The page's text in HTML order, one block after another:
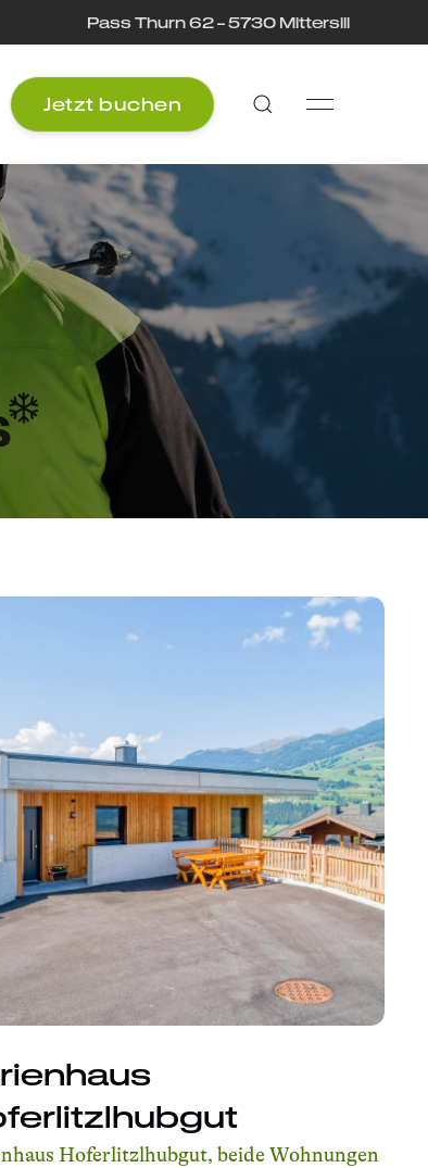
Pass Thurn 62 – 5730 Mittersill
Jetzt buchen
Hoferlitzlhubgut, beide Wohnungen